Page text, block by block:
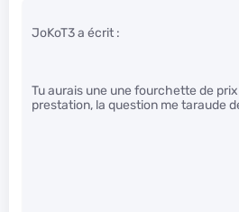
JoKoT3 a écrit :
Tu aurais une une fourchette de
prestation, la question me taraude